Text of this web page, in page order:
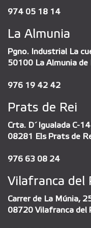
974 05 18 14
La Almunia
Pgno. Industrial La
50100 La Almunia de
976 19 42 42
Prats de Rei
Crta. D´Igualada C-
08281 Els Prats de
976 63 08 24
Vilafranca del
Carrer de La Múnia,
08720 Vilafranca del